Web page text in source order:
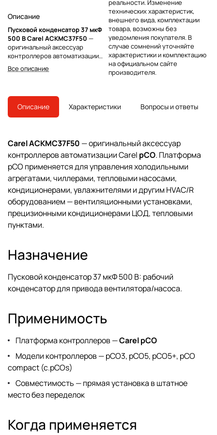
Описание
Пусковой конденсатор 37 мкФ
500 В Carel ACKMC37F50 —
оригинальный аксессуар
контроллеров автоматизации
Carel pCO
конденсатор для привода
Все описание
реальности. Изменение
технических характеристик,
внешнего вида, комплектации
товара, возможны без
уведомления покупателя. В
случае сомнений уточняйте
характеристики и комплектацию
на официальном сайте
производителя.
Описание Характеристики Вопросы и ответы
Carel ACKMC37F50 — оригинальный аксессуар
контроллеров автоматизации Carel pCO. Платформа
pCO применяется для управления холодильными
агрегатами, чиллерами, тепловыми насосами,
кондиционерами, увлажнителями и другим HVAC/R
оборудованием — вентиляционными установками,
прецизионными кондиционерами ЦОД, тепловыми
пунктами.
Назначение
Пусковой конденсатор 37 мкФ 500 В: рабочий
конденсатор для привода вентилятора/насоса.
Применимость
Платформа контроллеров —Carel pCO
Модели контроллеров — pCO3, pCO5, pCO5+, pCO
compact (c.pCOs)
Совместимость — прямая установка в штатное
место без переделок
Когда применяется